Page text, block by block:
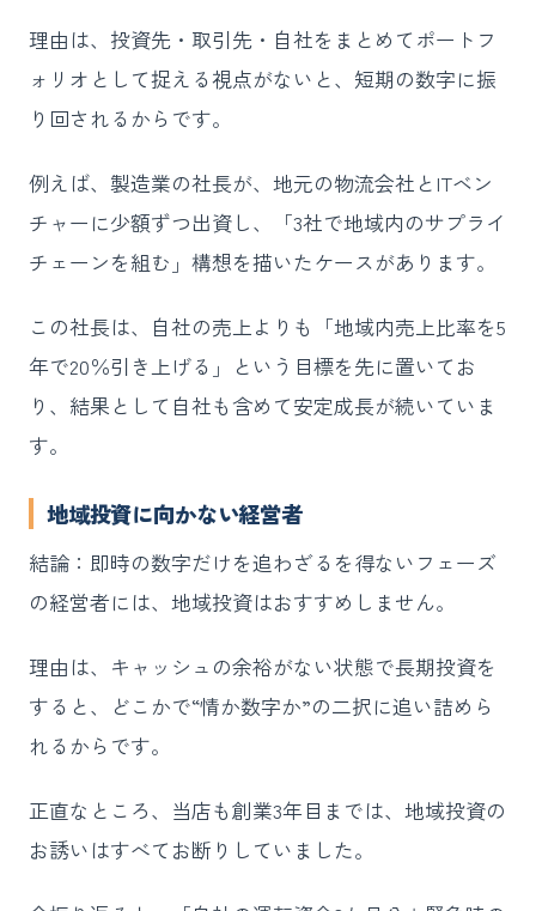
理由は、投資先・取引先・自社をまとめてポートフ
ォリオとして捉える視点がないと、短期の数字に振
り回されるからです。
例えば、製造業の社長が、地元の物流会社とITベン
チャーに少額ずつ出資し、「3社で地域内のサプライ
チェーンを組む」構想を描いたケースがあります。
この社長は、自社の売上よりも「地域内売上比率を5
年で20％引き上げる」という目標を先に置いてお
り、結果として自社も含めて安定成長が続いていま
す。
地域投資に向かない経営者
結論：即時の数字だけを追わざるを得ないフェーズ
の経営者には、地域投資はおすすめしません。
理由は、キャッシュの余裕がない状態で長期投資を
すると、どこかで“情か数字か”の二択に追い詰めら
れるからです。
正直なところ、当店も創業3年目までは、地域投資の
お誘いはすべてお断りしていました。